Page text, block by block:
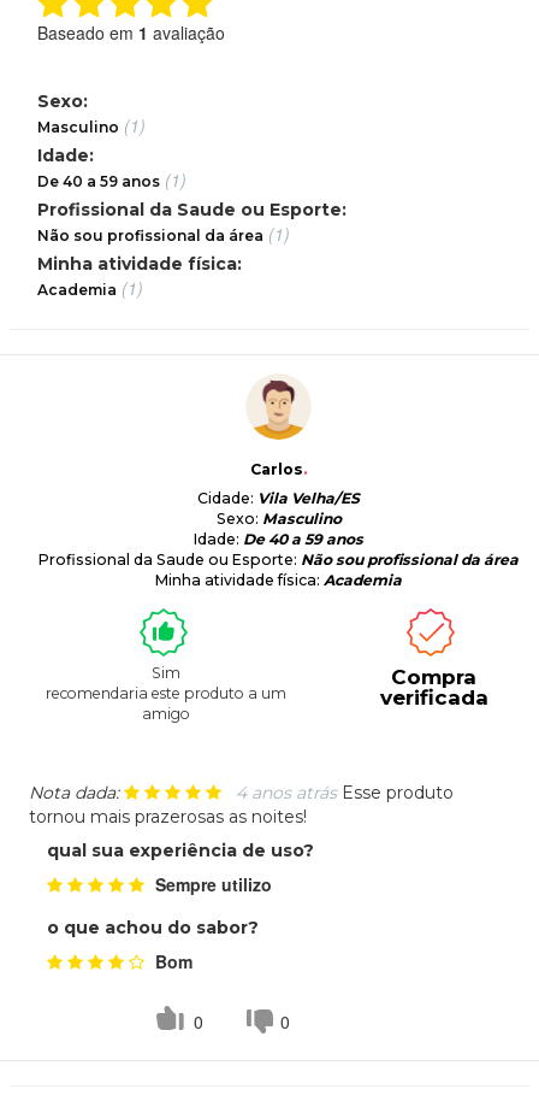
Baseado em 1 avaliação
Sexo:
Masculino (1)
Idade:
De 40 a 59 anos (1)
Profissional da Saude ou Esporte:
Não sou profissional da área (1)
Minha atividade física:
Academia (1)
Carlos.
Cidade: Vila Velha/ES
Sexo: Masculino
Idade: De 40 a 59 anos
Profissional da Saude ou Esporte: Não sou profissional da área
Minha atividade física: Academia
Sim
recomendaria este produto a um
amigo
Compra
verificada
Nota dada: 4 anos atrás Esse produto
tornou mais prazerosas as noites!
qual sua experiência de uso?
Sempre utilizo
o que achou do sabor?
Bom
0 0